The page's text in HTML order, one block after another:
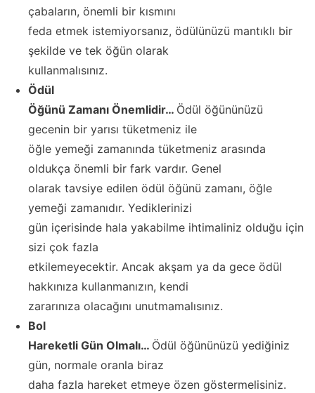
çabaların, önemli bir kısmını
feda etmek istemiyorsanız, ödülünüzü mantıklı bir
şekilde ve tek öğün olarak
kullanmalısınız.
Ödül
Öğünü Zamanı Önemlidir… Ödül öğününüzü
gecenin bir yarısı tüketmeniz ile
öğle yemeği zamanında tüketmeniz arasında
oldukça önemli bir fark vardır. Genel
olarak tavsiye edilen ödül öğünü zamanı, öğle
yemeği zamanıdır. Yediklerinizi
gün içerisinde hala yakabilme ihtimaliniz olduğu için
sizi çok fazla
etkilemeyecektir. Ancak akşam ya da gece ödül
hakkınıza kullanmanızın, kendi
zararınıza olacağını unutmamalısınız.
Bol
Hareketli Gün Olmalı… Ödül öğününüzü yediğiniz
gün, normale oranla biraz
daha fazla hareket etmeye özen göstermelisiniz.